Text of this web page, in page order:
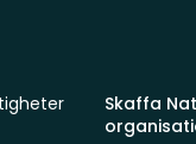
Skaffa